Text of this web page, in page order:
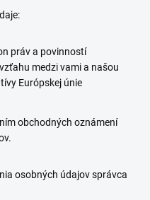
práv a povinností
medzi vami a našou
Európskej únie
obchodných oznámení
osobných údajov správca